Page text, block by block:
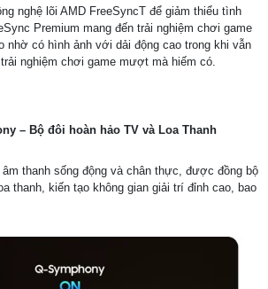
nghệ lõi AMD FreeSyncT để giảm thiểu tình
Premium mang đến trải nghiệm chơi game
nhờ có hình ảnh với dải động cao trong khi vẫn
nghiệm chơi game mượt mà hiếm có.
– Bộ đôi hoàn hảo TV và Loa Thanh
thanh sống động và chân thực, được đồng bộ
thanh, kiến tạo không gian giải trí đỉnh cao, bao